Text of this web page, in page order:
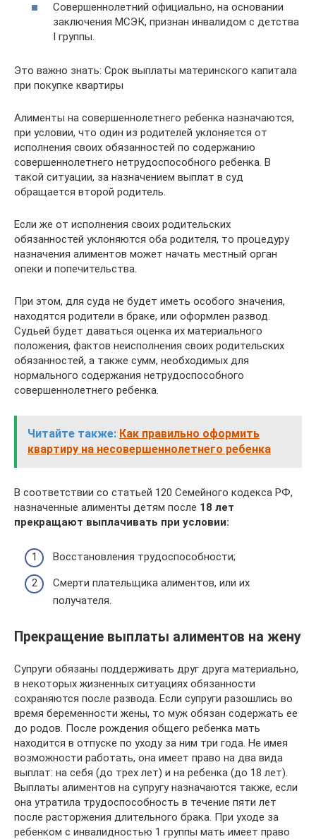
Совершеннолетний официально, на основании
заключения МСЭК, признан инвалидом с детства
I группы.
Это важно знать: Срок выплаты материнского капитала
при покупке квартиры
Алименты на совершеннолетнего ребенка назначаются,
при условии, что один из родителей уклоняется от
исполнения своих обязанностей по содержанию
совершеннолетнего нетрудоспособного ребенка. В
такой ситуации, за назначением выплат в суд
обращается второй родитель.
Если же от исполнения своих родительских
обязанностей уклоняются оба родителя, то процедуру
назначения алиментов может начать местный орган
опеки и попечительства.
При этом, для суда не будет иметь особого значения,
находятся родители в браке, или оформлен развод.
Судьей будет даваться оценка их материального
положения, фактов неисполнения своих родительских
обязанностей, а также сумм, необходимых для
нормального содержания нетрудоспособного
совершеннолетнего ребенка.
Читайте также: Как правильно оформить
квартиру на несовершеннолетнего ребенка
В соответствии со статьей 120 Семейного кодекса РФ,
назначенные алименты детям после 18 лет
прекращают выплачивать при условии:
Восстановления трудоспособности;
Смерти плательщика алиментов, или их
получателя.
Прекращение выплаты алиментов на жену
Супруги обязаны поддерживать друг друга материально,
в некоторых жизненных ситуациях обязанности
сохраняются после развода. Если супруги разошлись во
время беременности жены, то муж обязан содержать ее
до родов. После рождения общего ребенка мать
находится в отпуске по уходу за ним три года. Не имея
возможности работать, она имеет право на два вида
выплат: на себя (до трех лет) и на ребенка (до 18 лет).
Выплаты алиментов на супругу назначаются также, если
она утратила трудоспособность в течение пяти лет
после расторжения длительного брака. При уходе за
ребенком с инвалидностью 1 группы мать имеет право